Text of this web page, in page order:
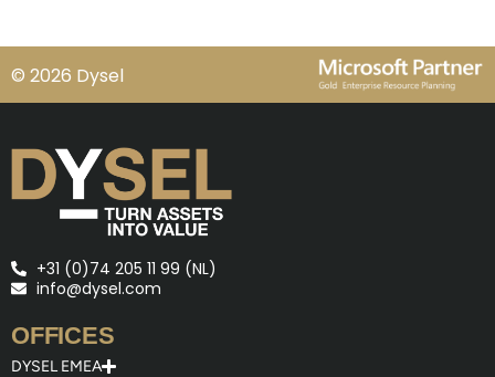
© 2026 Dysel
+31 (0)74 205 11 99 (NL)
info@dysel.com
OFFICES
DYSEL EMEA